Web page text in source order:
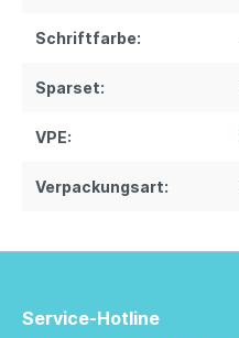
Schriftfarbe:
Sparset:
VPE:
Verpackungsart:
Service-Hotline